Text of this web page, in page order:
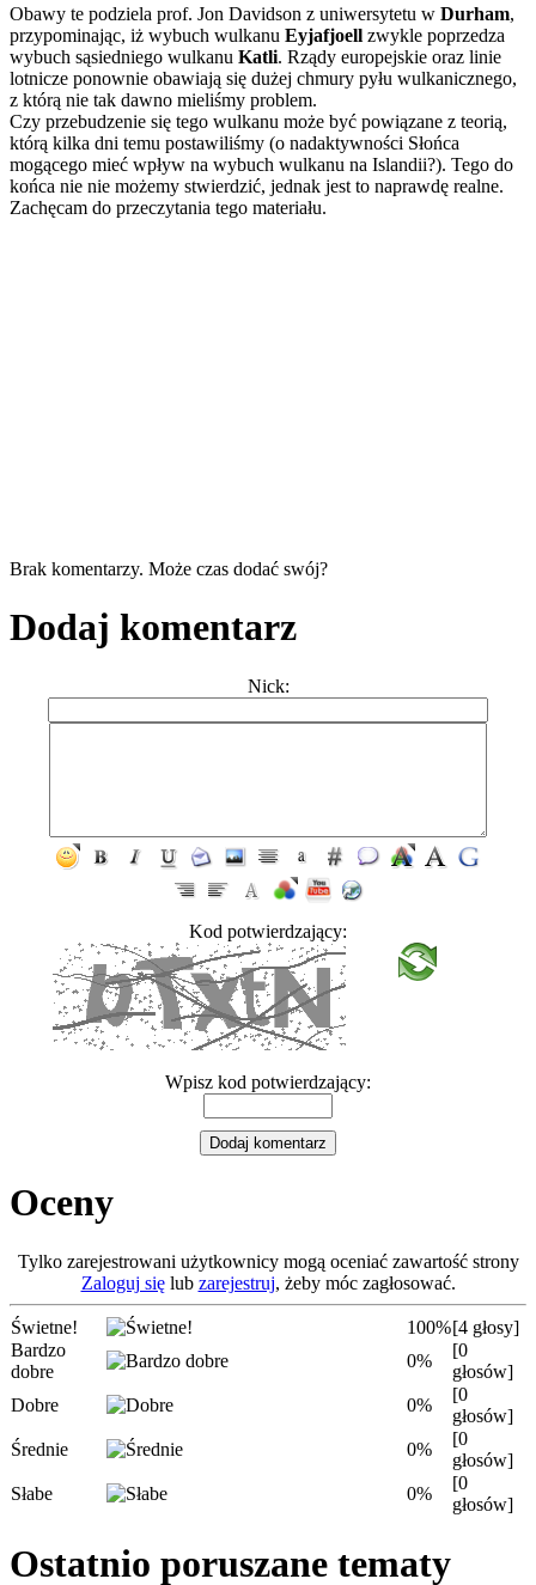
Obawy te podziela prof. Jon Davidson z uniwersytetu w Durham,
przypominając, iż wybuch wulkanu Eyjafjoell zwykle poprzedza
wybuch sąsiedniego wulkanu Katli. Rządy europejskie oraz linie
lotnicze ponownie obawiają się dużej chmury pyłu wulkanicznego,
z którą nie tak dawno mieliśmy problem.
Czy przebudzenie się tego wulkanu może być powiązane z teorią,
którą kilka dni temu postawiliśmy (o nadaktywności Słońca
mogącego mieć wpływ na wybuch wulkanu na Islandii?). Tego do
końca nie nie możemy stwierdzić, jednak jest to naprawdę realne.
Zachęcam do przeczytania tego materiału.
Brak komentarzy. Może czas dodać swój?
Dodaj komentarz
Nick:
Kod potwierdzający:
Wpisz kod potwierdzający:
Oceny
Tylko zarejestrowani użytkownicy mogą oceniać zawartość strony
Zaloguj sięlub zarejestruj, żeby móc zagłosować.
Świetne! 100%[4 głosy]
Bardzo
dobre
0%
[0
głosów]
Dobre
0%
[0
głosów]
Średnie
0%
[0
głosów]
Słabe
0%
[0
głosów]
Ostatnio poruszane tematy